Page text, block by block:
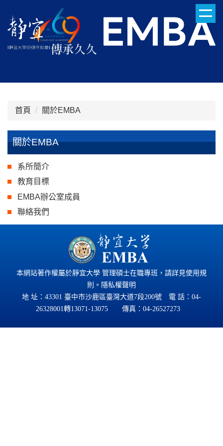
到
主
要
首頁 關於EMBA
關於EMBA
系所簡介
教育目標
EMBA辦公室成員
聯絡我們
本網站著作權屬於靜宜大學 管理碩士在職專班，請詳見使用規
則 。 隱私權聲明
地 址：43301 臺中市沙鹿區臺灣大道7段200號 電 話： 04-
26328001轉13071-13075 傳真：04-26527273